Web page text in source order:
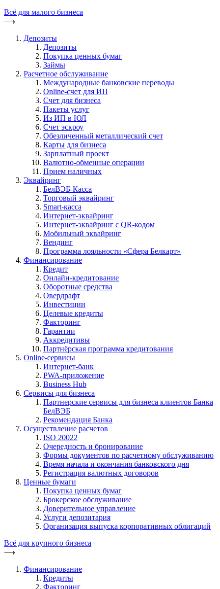
Всё для малого бизнеса
⟶
Депозиты
Депозиты
Покупка ценных бумаг
Займы
Расчетное обслуживание
Международные банковские переводы
Online-счет для ИП
Счет для бизнеса
Пакеты услуг
Из ИП в ЮЛ
Счет эскроу
Обезличенный металлический счет
Карты для бизнеса
Зарплатный проект
Валютно-обменные операции
Прием наличных
Эквайринг
БелВЭБ-Касса
Торговый эквайринг
Smart-касса
Интернет-эквайринг
Интернет-эквайринг с QR-кодом
Мобильный эквайринг
Вендинг
Программа лояльности «Сфера Белкарт»
Финансирование
Кредит
Онлайн-кредитование
Оборотные средства
Овердрафт
Инвестиции
Целевые кредиты
Факторинг
Гарантии
Аккредитивы
Партнёрская программа кредитования
Online-сервисы
Интернет-банк
PWA-приложение
Business Hub
Сервисы для бизнеса
Партнерские сервисы для бизнеса клиентов Банка
БелВЭБ
Рекомендация Банка
Осуществление расчетов
ISO 20022
Очередность и бронирование
Формы документов по расчетному обслуживанию
Время начала и окончания банковского дня
Регистрация валютных договоров
Ценные бумаги
Покупка ценных бумаг
Брокерское обслуживание
Доверительное управление
Услуги депозитария
Организация выпуска корпоративных облигаций
Всё для крупного бизнеса
⟶
Финансирование
Кредиты
Факторинг